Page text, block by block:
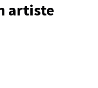
artiste